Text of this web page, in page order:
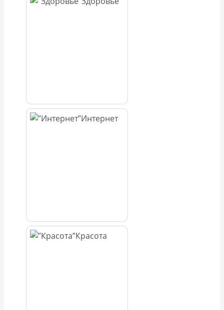
Интернет
Красота